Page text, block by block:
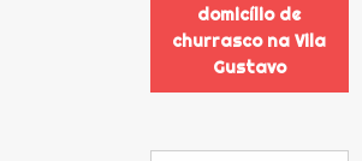
domicílio de
churrasco na Vila
Gustavo